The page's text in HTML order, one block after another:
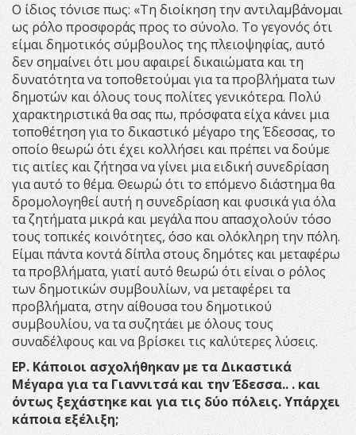
Ο ίδιος τόνισε πως: «Τη διοίκηση την αντιλαμβάνομαι
ως ρόλο προσφοράς προς το σύνολο. Το γεγονός ότι
είμαι δημοτικός σύμβουλος της πλειοψηφίας, αυτό
δεν σημαίνει ότι μου αφαιρεί δικαιώματα και τη
δυνατότητα να τοποθετούμαι για τα προβλήματα των
δημοτών και όλους τους πολίτες γενικότερα. Πολύ
χαρακτηριστικά θα σας πω, πρόσφατα είχα κάνει μια
τοποθέτηση για το δικαστικό μέγαρο της Έδεσσας, το
οποίο θεωρώ ότι έχει κολλήσει και πρέπει να δούμε
τις αιτίες και ζήτησα να γίνει μια ειδική συνεδρίαση
για αυτό το θέμα. Θεωρώ ότι το επόμενο διάστημα θα
δρομολογηθεί αυτή η συνεδρίαση και φυσικά για όλα
τα ζητήματα μικρά και μεγάλα που απασχολούν τόσο
τους τοπικές κοινότητες, όσο και ολόκληρη την πόλη.
Είμαι πάντα κοντά δίπλα στους δημότες και μεταφέρω
τα προβλήματα, γιατί αυτό θεωρώ ότι είναι ο ρόλος
των δημοτικών συμβουλίων, να μεταφέρει τα
προβλήματα, στην αίθουσα του δημοτικού
συμβουλίου, να τα συζητάει με όλους τους
συναδέλφους και να βρίσκει τις καλύτερες λύσεις.
ΕΡ. Κάποιοι ασχολήθηκαν με τα Δικαστικά
Μέγαρα για τα Γιαννιτσά και την Έδεσσα.. . και
όντως ξεχάστηκε και για τις δύο πόλεις. Υπάρχει
κάποια εξέλιξη;